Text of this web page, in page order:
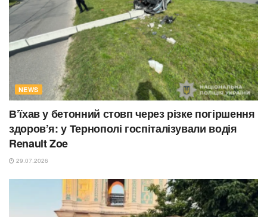
NEWS
В’їхав у бетонний стовп через різке погіршення
здоров’я: у Тернополі госпіталізували водія
Renault Zoe
29.07.2026